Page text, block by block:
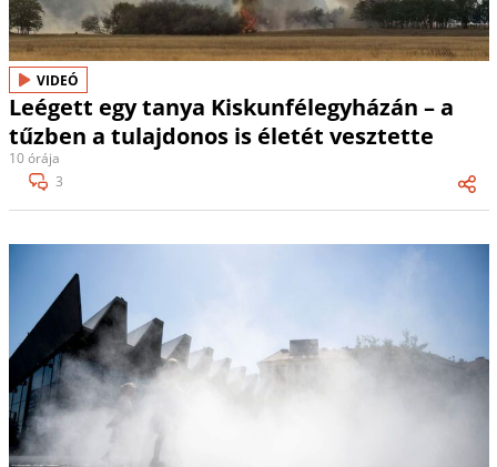
VIDEÓ
Leégett egy tanya Kiskunfélegyházán – a
tűzben a tulajdonos is életét vesztette
10 órája
3